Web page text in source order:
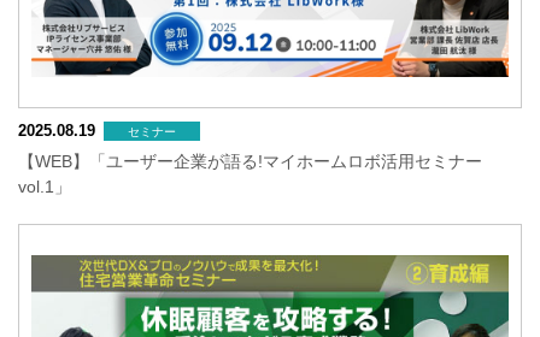
2025.08.19 セミナー
【WEB】「ユーザー企業が語る!マイホームロボ活用セミナー
vol.1」